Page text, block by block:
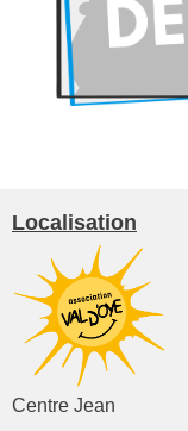
Localisation
Centre Jean